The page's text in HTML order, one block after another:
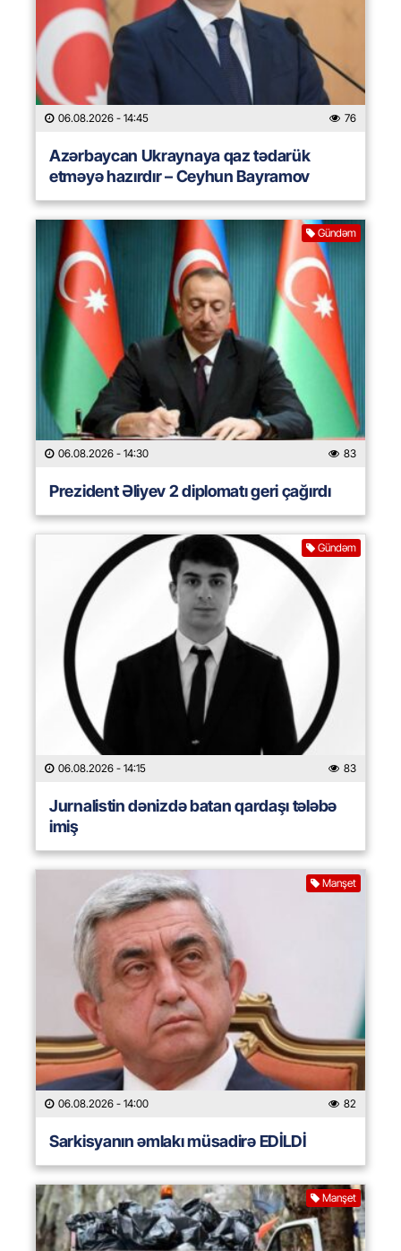
06.08.2026 - 14:45 76
Azərbaycan Ukraynaya qaz tədarük
etməyə hazırdır – Ceyhun Bayramov
Gündəm
06.08.2026 - 14:30 83
Prezident Əliyev 2 diplomatı geri çağırdı
Gündəm
06.08.2026 - 14:15 83
Jurnalistin dənizdə batan qardaşı tələbə
imiş
Manşet
06.08.2026 - 14:00 82
Sarkisyanın əmlakı müsadirə EDİLDİ
Manşet